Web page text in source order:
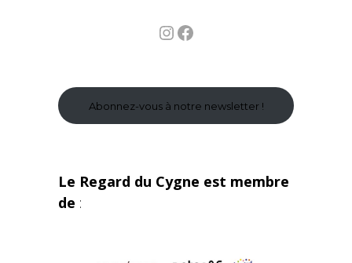
InstagramFacebook
Abonnez-vous à notre newsletter !
Le Regard du Cygne est membre
de :